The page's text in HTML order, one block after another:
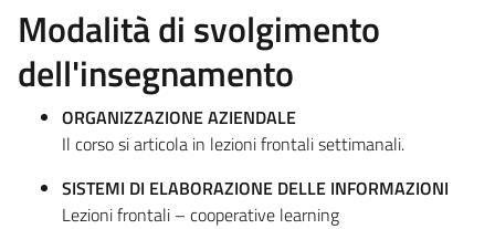
Modalità di svolgimento
dell'insegnamento
ORGANIZZAZIONE AZIENDALE
Il corso si articola in lezioni frontali settimanali.
SISTEMI DI ELABORAZIONE DELLE INFORMAZIONI
Lezioni frontali – cooperative learning